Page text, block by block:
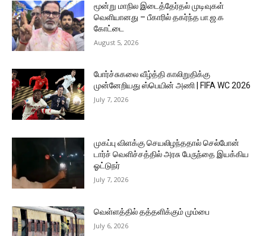
மூன்று மாநில இடைத்தேர்தல் முடிவுகள்
வெளியானது – பீகாரில் தகர்ந்த பா.ஜ.க
கோட்டை
August 5, 2026
போர்ச்சுகலை வீழ்த்தி காலிறுதிக்கு
முன்னேறியது ஸ்பெயின் அணி | FIFA WC 2026
July 7, 2026
முகப்பு விளக்கு செயலிழந்ததால் செல்போன்
டார்ச் வெளிச்சத்தில் அரசு பேருந்தை இயக்கிய
ஓட்டுநர்
July 7, 2026
வெள்ளத்தில் தத்தளிக்கும் மும்பை
July 6, 2026